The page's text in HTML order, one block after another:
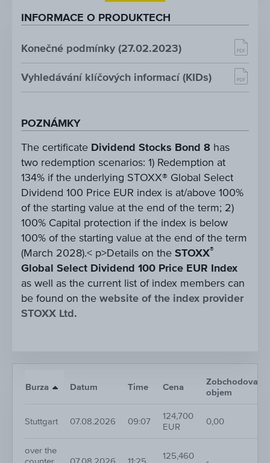
INFORMACE O PRODUKTECH
Konečné podmínky (27.02.2023)
Vyhledávání klíčových informací (KIDs)
POZNÁMKY
The certificate Dividend Stocks Bond 8 has
two redemption scenarios: 1) Redemption at
134% if the underlying STOXX® Global Select
Dividend 100 Price EUR index is at/above 100%
of the starting value at the end of the term; 2)
100% Capital protection if the index is below
100% of the starting value at the end of the term
(March 2028).< p>Details on the STOXX®
Global Select Dividend 100 Price EUR Index
as well as the current list of index members can
be found on the website of the index provider
STOXX Ltd.
Burza Datum Time Cena
Zobchodovaný
objem
Stuttgart 07.08.2026 09:07
124,700
EUR
0,00
over the
125,460